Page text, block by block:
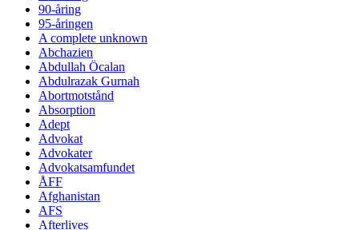
90-åring
95-åringen
A complete unknown
Abchazien
Abdullah Öcalan
Abdulrazak Gurnah
Abortmotstånd
Absorption
Adept
Advokat
Advokater
Advokatsamfundet
ÅFF
Afghanistan
AFS
Afterlives